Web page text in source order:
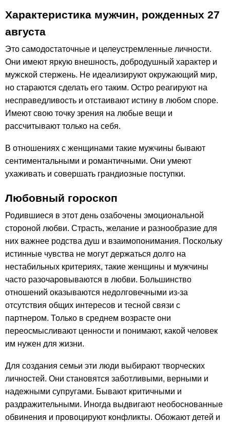
Характеристика мужчин, рожденных 27
августа
Это самодостаточные и целеустремленные личности.
Они имеют яркую внешность, добродушный характер и
мужской стержень. Не идеализируют окружающий мир,
но стараются сделать его таким. Остро реагируют на
несправедливость и отстаивают истину в любом споре.
Имеют свою точку зрения на любые вещи и
рассчитывают только на себя.
В отношениях с женщинами такие мужчины бывают
сентиментальными и романтичными. Они умеют
ухаживать и совершать грандиозные поступки.
Любовный гороскоп
Родившиеся в этот день озабочены эмоциональной
стороной любви. Страсть, желание и разнообразие для
них важнее родства душ и взаимопонимания. Поскольку
истинные чувства не могут держаться долго на
нестабильных критериях, такие женщины и мужчины
часто разочаровываются в любви. Большинство
отношений оказываются недолговечными из-за
отсутствия общих интересов и тесной связи с
партнером. Только в среднем возрасте они
переосмысливают ценности и понимают, какой человек
им нужен для жизни.
Для создания семьи эти люди выбирают творческих
личностей. Они становятся заботливыми, верными и
надежными супругами. Бывают критичными и
раздражительными. Иногда выдвигают необоснованные
обвинения и провоцируют конфликты. Обожают детей и